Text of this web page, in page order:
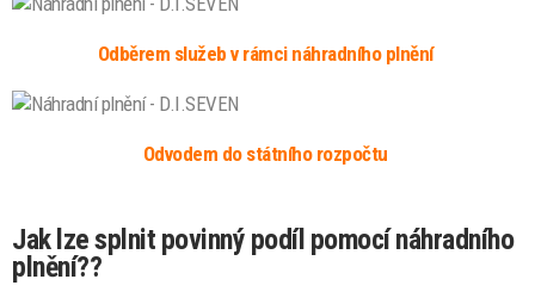
Odběrem služeb v rámci náhradního plnění
Odvodem do státního rozpočtu
Jak lze splnit povinný podíl pomocí náhradního
plnění??